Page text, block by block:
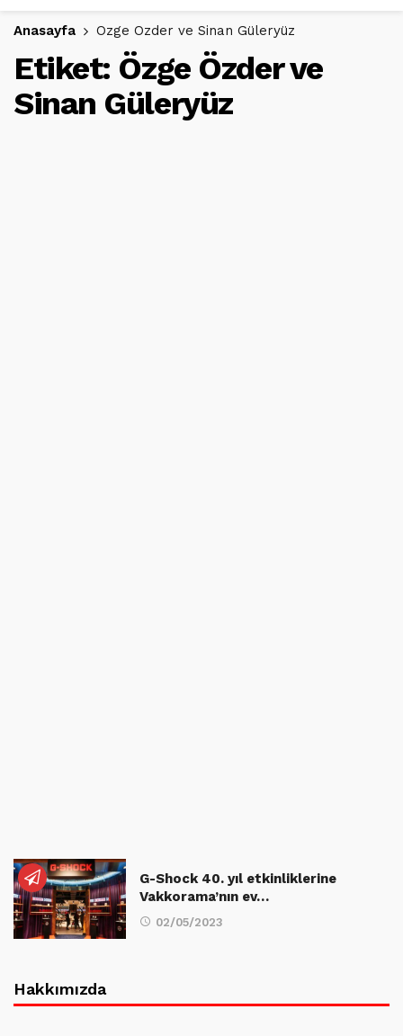
Anasayfa Özge Özder ve Sinan Güleryüz
Etiket: Özge Özder ve
Sinan Güleryüz
G-Shock 40. yıl etkinliklerine
Vakkorama’nın ev…
02/05/2023
Hakkımızda